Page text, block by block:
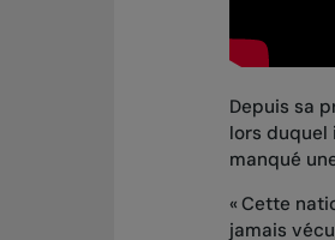
Depuis sa
lors duquel
manqué
« Cette
jamais